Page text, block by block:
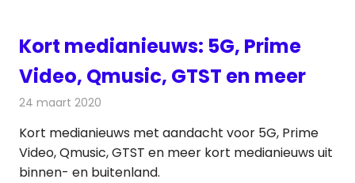
Kort medianieuws: 5G, Prime
Video, Qmusic, GTST en meer
24 maart 2020
Kort medianieuws met aandacht voor 5G, Prime
Video, Qmusic, GTST en meer kort medianieuws uit
binnen- en buitenland.